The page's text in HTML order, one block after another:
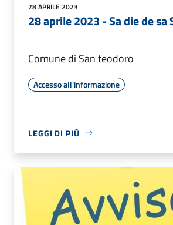
28 APRILE 2023
28 aprile 2023 - Sa die de sa
Comune di San teodoro
Accesso all'informazione
LEGGI DI PIÙ